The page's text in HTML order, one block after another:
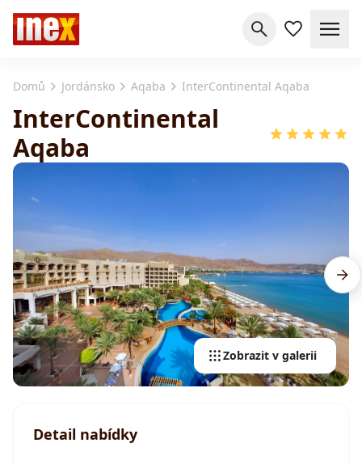
Domů Jordánsko Aqaba InterContinental Aqaba
InterContinental
Aqaba
Zobrazit v galerii
Detail nabídky